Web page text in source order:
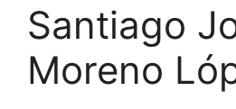
Santiago
Moreno